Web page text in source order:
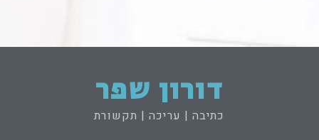
דורון שפר
כתיבה | עריכה | תקשורת